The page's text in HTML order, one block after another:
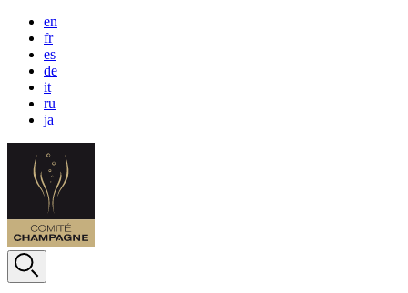
en
fr
es
de
it
ru
ja